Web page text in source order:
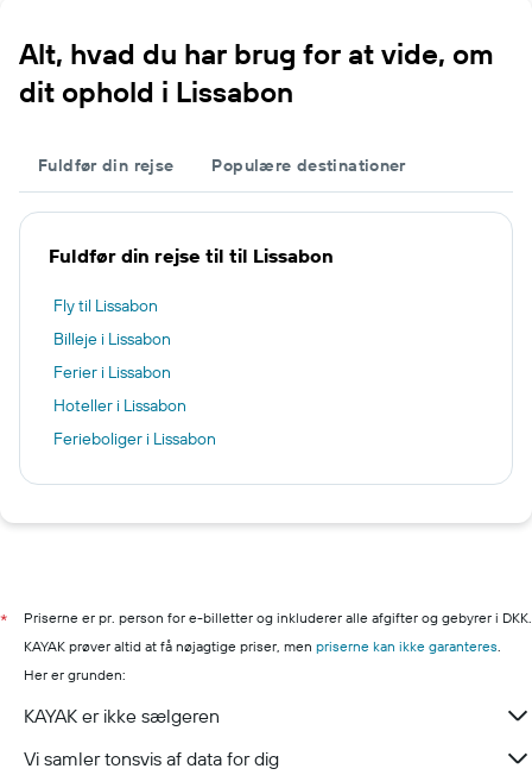
Alt, hvad du har brug for at vide, om
dit ophold i Lissabon
Fuldfør din rejse Populære destinationer
Fuldfør din rejse til til Lissabon
Fly til Lissabon
Billeje i Lissabon
Ferier i Lissabon
Hoteller i Lissabon
Ferieboliger i Lissabon
*
Priserne er pr. person for e-billetter og inkluderer alle afgifter og gebyrer i DKK.
KAYAK prøver altid at få nøjagtige priser, men priserne kan ikke garanteres.
Her er grunden:
KAYAK er ikke sælgeren
Vi samler tonsvis af data for dig